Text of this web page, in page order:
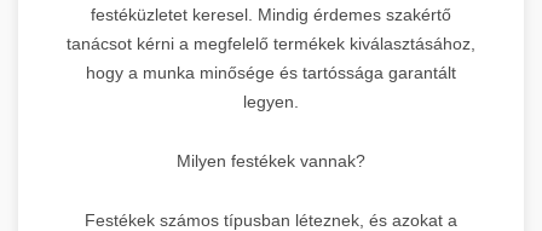
festéküzletet keresel. Mindig érdemes szakértő
tanácsot kérni a megfelelő termékek kiválasztásához,
hogy a munka minősége és tartóssága garantált
legyen.
Milyen festékek vannak?
Festékek számos típusban léteznek, és azokat a